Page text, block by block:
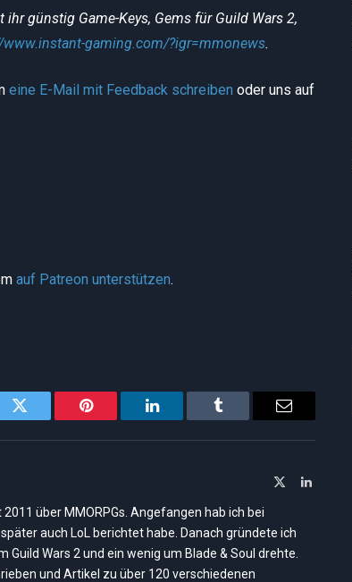
günstig Game-Keys, Gems für Guild Wars 2,
gaming.com/?igr=mmonews.
eine E-Mail mit Feedback schreiben oder uns auf
auf Patreon unterstützen.
Twitter Pinterest LinkedIn Tumblr Email
LinkedIn
über MMORPGs. Angefangen hab ich bei
auch LoL berichtet habe. Danach gründete ich
Wars 2 und ein wenig um Blade & Soul drehte.
und Artikel zu über 120 verschiedenen